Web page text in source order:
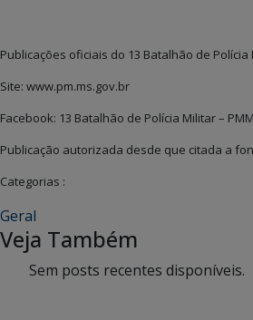
Publicações oficiais do 13 Batalhão de Polícia
Site: www.pm.ms.gov.br
Facebook: 13 Batalhão de Polícia Militar –
Publicação autorizada desde que citada a
Categorias :
Geral
Veja Também
Sem posts recentes disponíveis.